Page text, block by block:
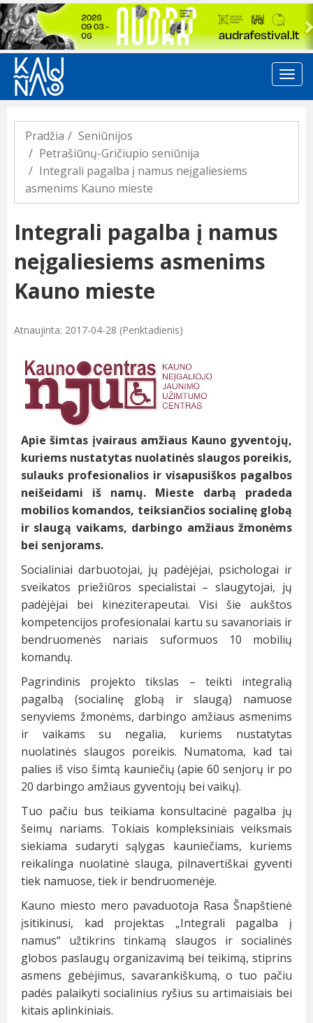
Previous
Pradžia
Seniūnijos
Petrašiūnų-Gričiupio seniūnija
Integrali pagalba į namus neįgaliesiems
asmenims Kauno mieste
Integrali pagalba į namus
neįgaliesiems asmenims
Kauno mieste
Atnaujinta: 2017-04-28 (Penktadienis)
Apie šimtas įvairaus amžiaus Kauno gyventojų,
kuriems nustatytas nuolatinės slaugos poreikis,
sulauks profesionalios ir visapusiškos pagalbos
neišeidami iš namų. Mieste darbą pradeda
mobilios komandos, teiksiančios socialinę globą
ir slaugą vaikams, darbingo amžiaus žmonėms
bei senjorams.
Socialiniai darbuotojai, jų padėjėjai, psichologai ir
sveikatos priežiūros specialistai – slaugytojai, jų
padėjėjai bei kineziterapeutai. Visi šie aukštos
kompetencijos profesionalai kartu su savanoriais ir
bendruomenės nariais suformuos 10 mobilių
komandų.
Pagrindinis projekto tikslas – teikti integralią
pagalbą (socialinę globą ir slaugą) namuose
senyviems žmonėms, darbingo amžiaus asmenims
ir vaikams su negalia, kuriems nustatytas
nuolatinės slaugos poreikis. Numatoma, kad tai
palies iš viso šimtą kauniečių (apie 60 senjorų ir po
20 darbingo amžiaus gyventojų bei vaikų).
Tuo pačiu bus teikiama konsultacinė pagalba jų
šeimų nariams. Tokiais kompleksiniais veiksmais
siekiama sudaryti sąlygas kauniečiams, kuriems
reikalinga nuolatinė slauga, pilnavertiškai gyventi
tiek namuose, tiek ir bendruomenėje.
Kauno miesto mero pavaduotoja Rasa Šnapštienė
įsitikinusi, kad projektas „Integrali pagalba į
namus“ užtikrins tinkamą slaugos ir socialinės
globos paslaugų organizavimą bei teikimą, stiprins
asmens gebėjimus, savarankiškumą, o tuo pačiu
padės palaikyti socialinius ryšius su artimaisiais bei
kitais aplinkiniais.